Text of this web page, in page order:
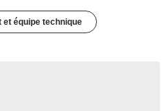
équipe technique